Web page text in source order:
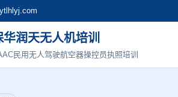
华润天无人机培训
民用无人驾驶航空器操控员执照培训